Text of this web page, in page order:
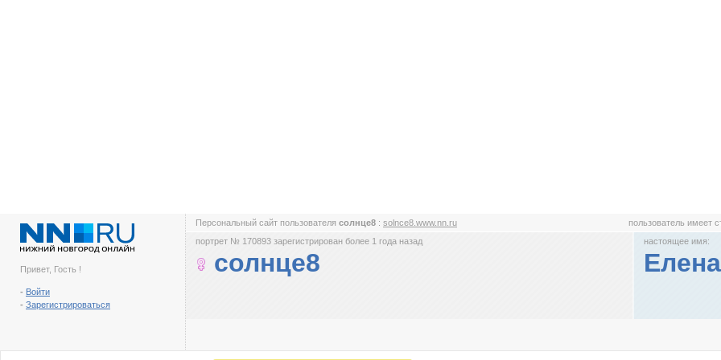
Привет, Гость !
- Войти
- Зарегистрироваться
Персональный сайт пользователя солнце8 : solnce8.www.nn.ru пользователь имеет
портрет № 170893 зарегистрирован более 1 года назад
солнце8
настоящее имя:
Елена